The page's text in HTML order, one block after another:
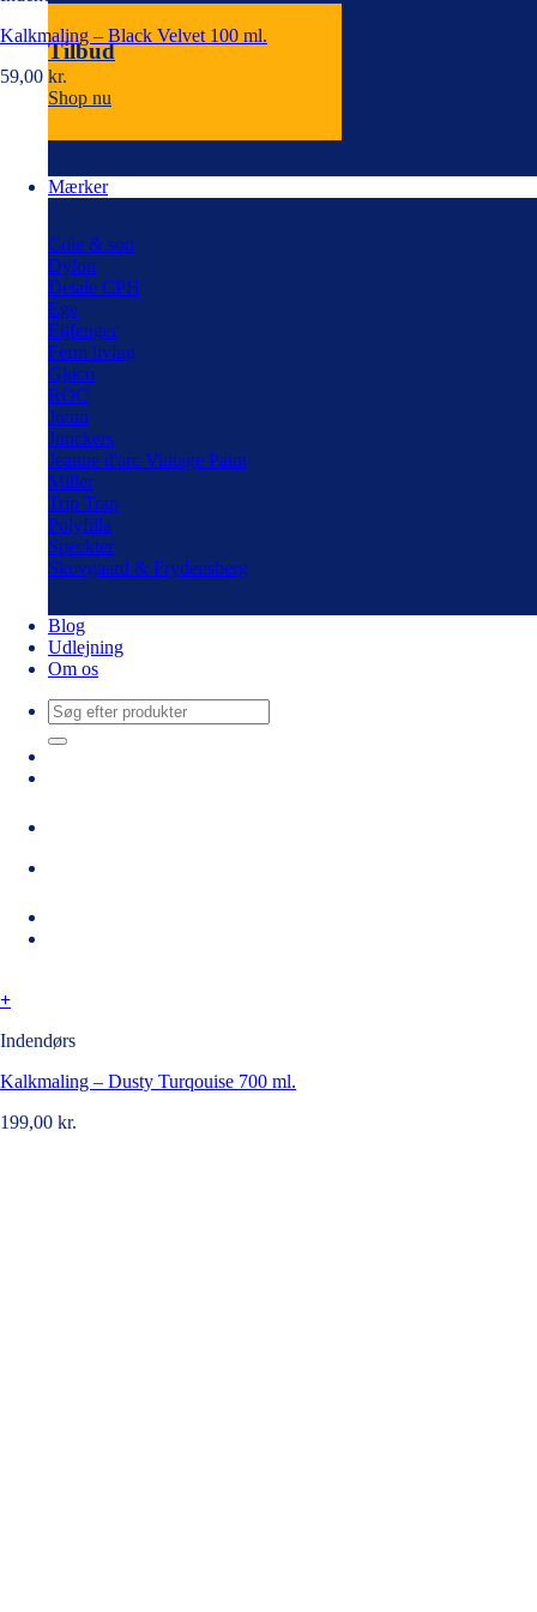
Tilbud
Shop nu
Mærker
Cole & son
Dylon
Detale CPH
Ege
Eijfenger
Ferm living
Gjøco
ROC
Jotun
Junckers
Jeanne d'arc Vintage Paint
Miller
Trip Trap
Polyfilla
Speckter
Skovgaard & Frydensberg
Blog
Udlejning
Om os
Søg
efter:
Kalkmaling – Black Velvet 100 ml.
59,00 kr.
+
Indendørs
Kalkmaling – Dusty Turqouise 700 ml.
199,00 kr.